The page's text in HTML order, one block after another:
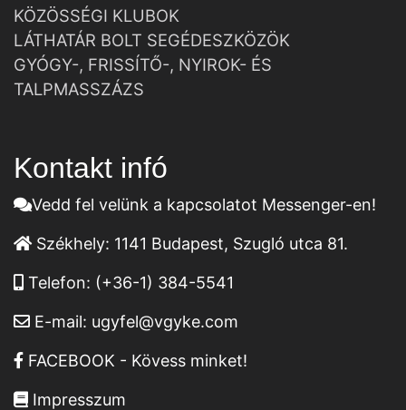
KÖZÖSSÉGI KLUBOK
LÁTHATÁR BOLT SEGÉDESZKÖZÖK
GYÓGY-, FRISSÍTŐ-, NYIROK- ÉS
TALPMASSZÁZS
Kontakt infó
Vedd fel velünk a kapcsolatot Messenger-en!
Székhely: 1141 Budapest, Szugló utca 81.
Telefon: (+36-1) 384-5541
E-mail: ugyfel@vgyke.com
FACEBOOK - Kövess minket!
Impresszum